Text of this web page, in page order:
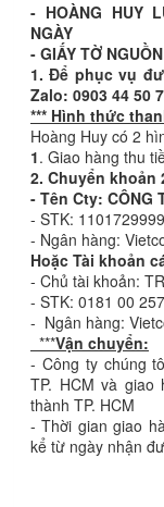
- HOÀNG HUY
NGÀY
- GIẤY TỜ
1. Để phục vụ
Zalo: 0903 44 50
*** Hình thức
Hoàng Huy có 2
1. Giao hàng thu
2. Chuyển
- Tên Cty: CÔNG
- STK: 1101729999
- Ngân hàng:
Hoặc Tài khoản
- Chủ tài khoản:
- STK: 0181 00
- Ngân hàng:
***Vận chuyển:
- Công ty chúng
TP. HCM và
thành TP. HCM
- Thời gian giao
kể từ ngày nhận